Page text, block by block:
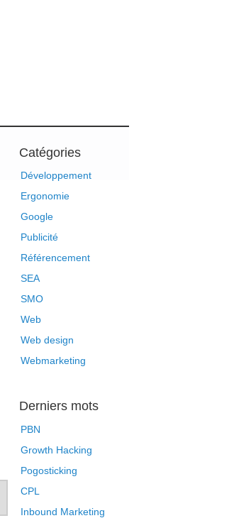
Catégories
Développement
Ergonomie
Google
Publicité
Référencement
SEA
SMO
Web
Web design
Webmarketing
Derniers mots
PBN
Growth Hacking
Pogosticking
CPL
Inbound Marketing